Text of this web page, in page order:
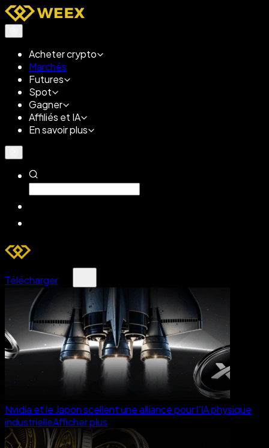
Acheter crypto
Marchés
Futures
Spot
Gagner
Affiliés et IA
En savoir plus
Télécharger
Nvidia et le Japon scellent une alliance pour l'IA physique
industrielleAfficher plus